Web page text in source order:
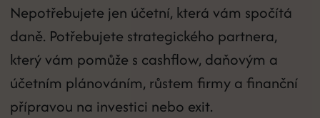
Nepotřebujete jen účetní, která vám spočítá
daně. Potřebujete strategického partnera,
který vám pomůže s cashflow, daňovým a
účetním plánováním, růstem firmy a finanční
přípravou na investici nebo exit.